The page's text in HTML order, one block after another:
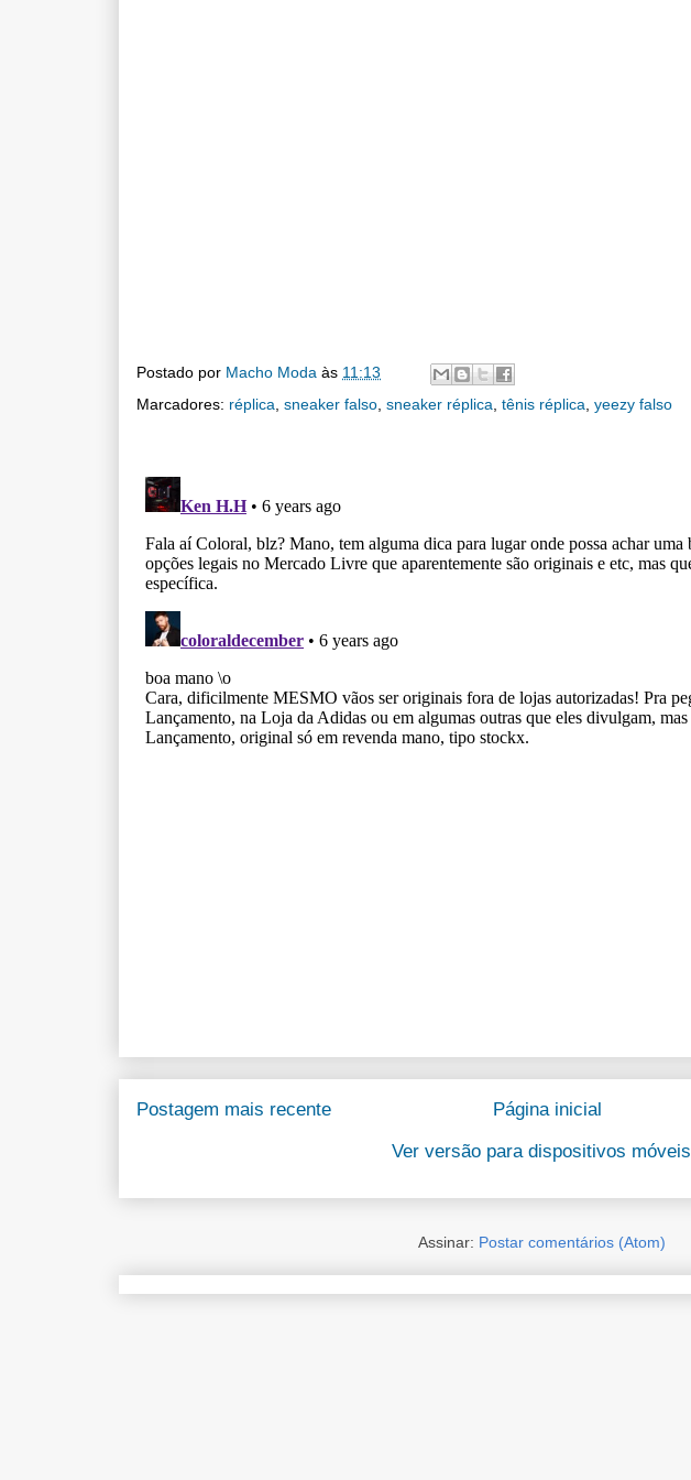
Postado por Macho Moda às 11:13
Marcadores: réplica sneaker falso sneaker réplica tênis réplica yeezy falso
Postagem mais recente
Página inicial
Ver versão para dispositivos móveis
Assinar: Postar comentários (Atom)